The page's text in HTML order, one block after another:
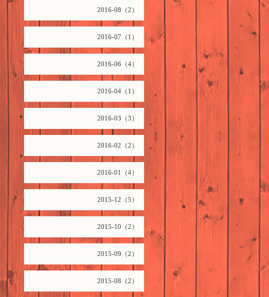
2016-08（2）
2016-07（1）
2016-06（4）
2016-04（1）
2016-03（3）
2016-02（2）
2016-01（4）
2015-12（5）
2015-10（2）
2015-09（2）
2015-08（2）